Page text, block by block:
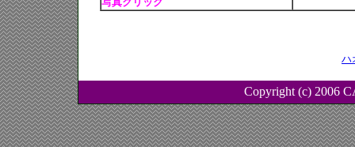
ハ
Copyright (c) 2006